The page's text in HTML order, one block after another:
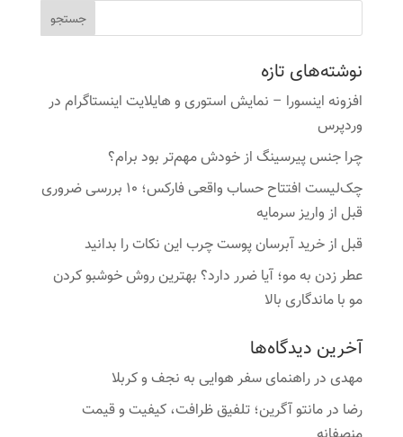
نوشته‌های تازه
افزونه اینسورا – نمایش استوری و هایلایت اینستاگرام در
وردپرس
چرا جنس پیرسینگ از خودش مهم‌تر بود برام؟
چک‌لیست افتتاح حساب واقعی فارکس؛ ۱۰ بررسی ضروری
قبل از واریز سرمایه
قبل از خرید آبرسان پوست چرب این نکات را بدانید
عطر زدن به مو؛ آیا ضرر دارد؟ بهترین روش خوشبو کردن
مو با ماندگاری بالا
آخرین دیدگاه‌ها
مهدیدرراهنمای سفر هوایی به نجف و کربلا
رضا درمانتو آگرین؛ تلفیق ظرافت، کیفیت و قیمت